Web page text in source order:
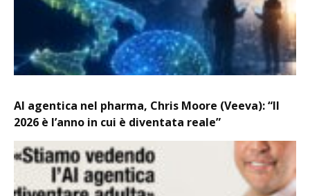
AI agentica nel pharma, Chris Moore (Veeva): “Il
2026 è l’anno in cui è diventata reale”